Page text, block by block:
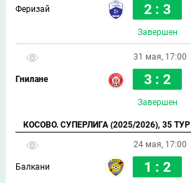
Феризай 2 : 3
Завершен
31 мая, 17:00
Гнилане 3 : 2
Завершен
КОСОВО. СУПЕРЛИГА (2025/2026), 35 ТУР
24 мая, 17:00
Балкани 1 : 2